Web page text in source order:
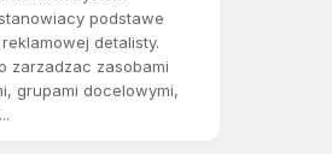
podstawe
detalisty.
zarzadzac zasobami
grupami docelowymi,